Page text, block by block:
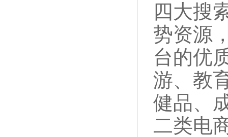
四大搜
势资源
台的优
游、教
健品、
二类电